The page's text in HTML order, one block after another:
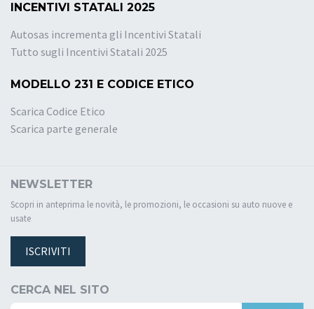
INCENTIVI STATALI 2025
Autosas incrementa gli Incentivi Statali
Tutto sugli Incentivi Statali 2025
MODELLO 231 E CODICE ETICO
Scarica Codice Etico
Scarica parte generale
NEWSLETTER
Scopri in anteprima le novità, le promozioni, le occasioni su auto nuove e
usate
ISCRIVITI
CERCA NEL SITO